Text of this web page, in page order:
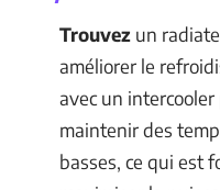
Trouvez un
améliorer le
avec un
maintenir des
basses, ce qui est